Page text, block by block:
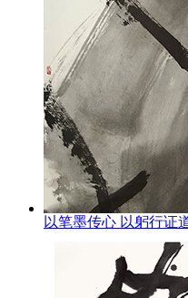
以笔墨传心 以躬行